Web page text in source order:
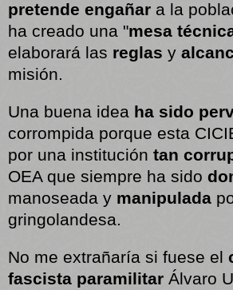
pretende engañar a la
ha creado una "mesa
elaborará las reglas y
misión.
Una buena idea ha sido
corrompida porque esta
por una institución tan
OEA que siempre ha sido
manoseada y manipulada
gringolandesa.
No me extrañaría si fuese el
fascista paramilitar Álvaro